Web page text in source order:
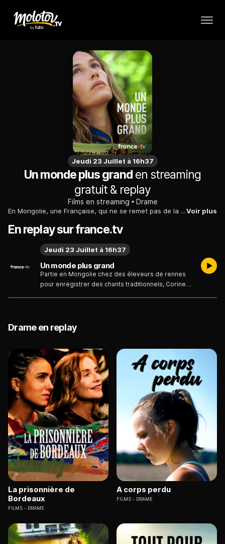
Jeudi 23 Juillet à 16h37
Un monde plus granden streaming
gratuit & replay
Films en streaming Drame
En Mongolie, une Française, qui ne se remet pas de la mort de son mari, se découvre un don chamanique qu'elle compte perfectionner.Voir plus
En replay sur france.tv
Un monde plus grand
Partie en Mongolie chez des éleveurs de rennes
pour enregistrer des chants traditionnels, Corine
qu’elle a reçu un don rare et doit être formée aux
traditions chamaniques. De retour en France, elle
elle doit repartir pour commencer son initiation…
et découvrir un monde plus grand.
Jeudi 23 Juillet à 16h37
Drame en replay
La prisonnière de
Bordeaux
FILMS DRAME
A corps perdu
FILMS DRAME